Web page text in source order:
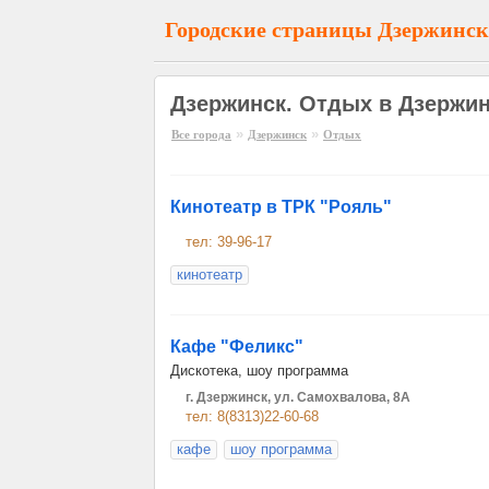
Городские страницы
Дзержинск. Отдых в
Все города » Дзержинск » Отдых
Кинотеатр в ТРК "Рояль"
тел: 39-96-17
кинотеатр
Кафе "Феликс"
Дискотека, шоу программа
г. Дзержинск, ул. Самохвалова, 8А
тел: 8(8313)22-60-68
кафе
шоу программа